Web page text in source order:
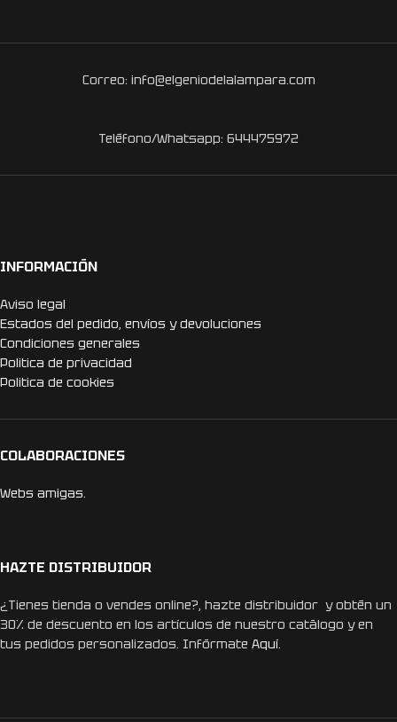
Correo: info@elgeniodelalampara.com
Teléfono/Whatsapp: 644475972
INFORMACIÓN
Aviso legal
Estados del pedido, envíos y devoluciones
Condiciones generales
Politica de privacidad
Politica de cookies
COLABORACIONES
Webs amigas.
HAZTE DISTRIBUIDOR
¿Tienes tienda o vendes online?, hazte distribuidor y obtén un
30% de descuento en los artículos de nuestro catálogo y en
tus pedidos personalizados. Infórmate Aquí.